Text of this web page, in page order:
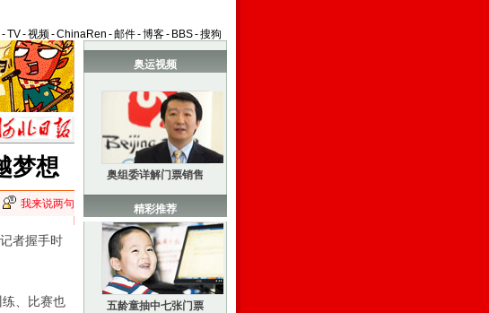
-TV-视频-ChinaRen -邮件-博客- BBS-搜狗
梦想
我来说两句
者握手时
、比赛也
奥运视频
奥组委详解门票销售
精彩推荐
五龄童抽中七张门票